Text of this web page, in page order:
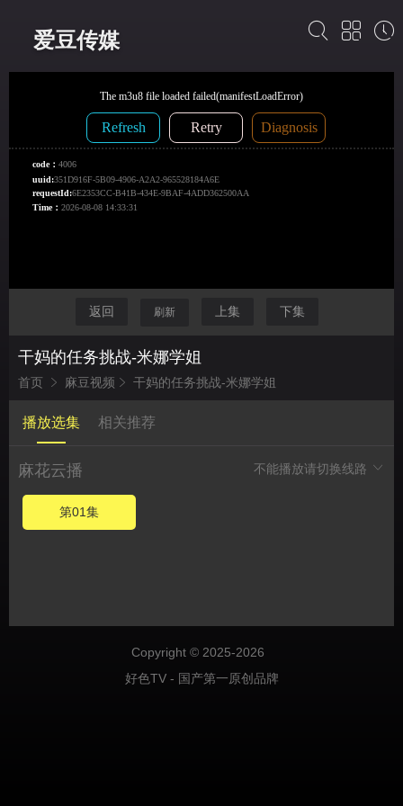
爱豆传媒
返回 刷新 上集 下集
干妈的任务挑战-米娜学姐
首页 麻豆视频 干妈的任务挑战-米娜学姐
播放选集 相关推荐
不能播放请切换线路
麻花云播
第01集
Copyright © 2025-2026
好色TV - 国产第一原创品牌